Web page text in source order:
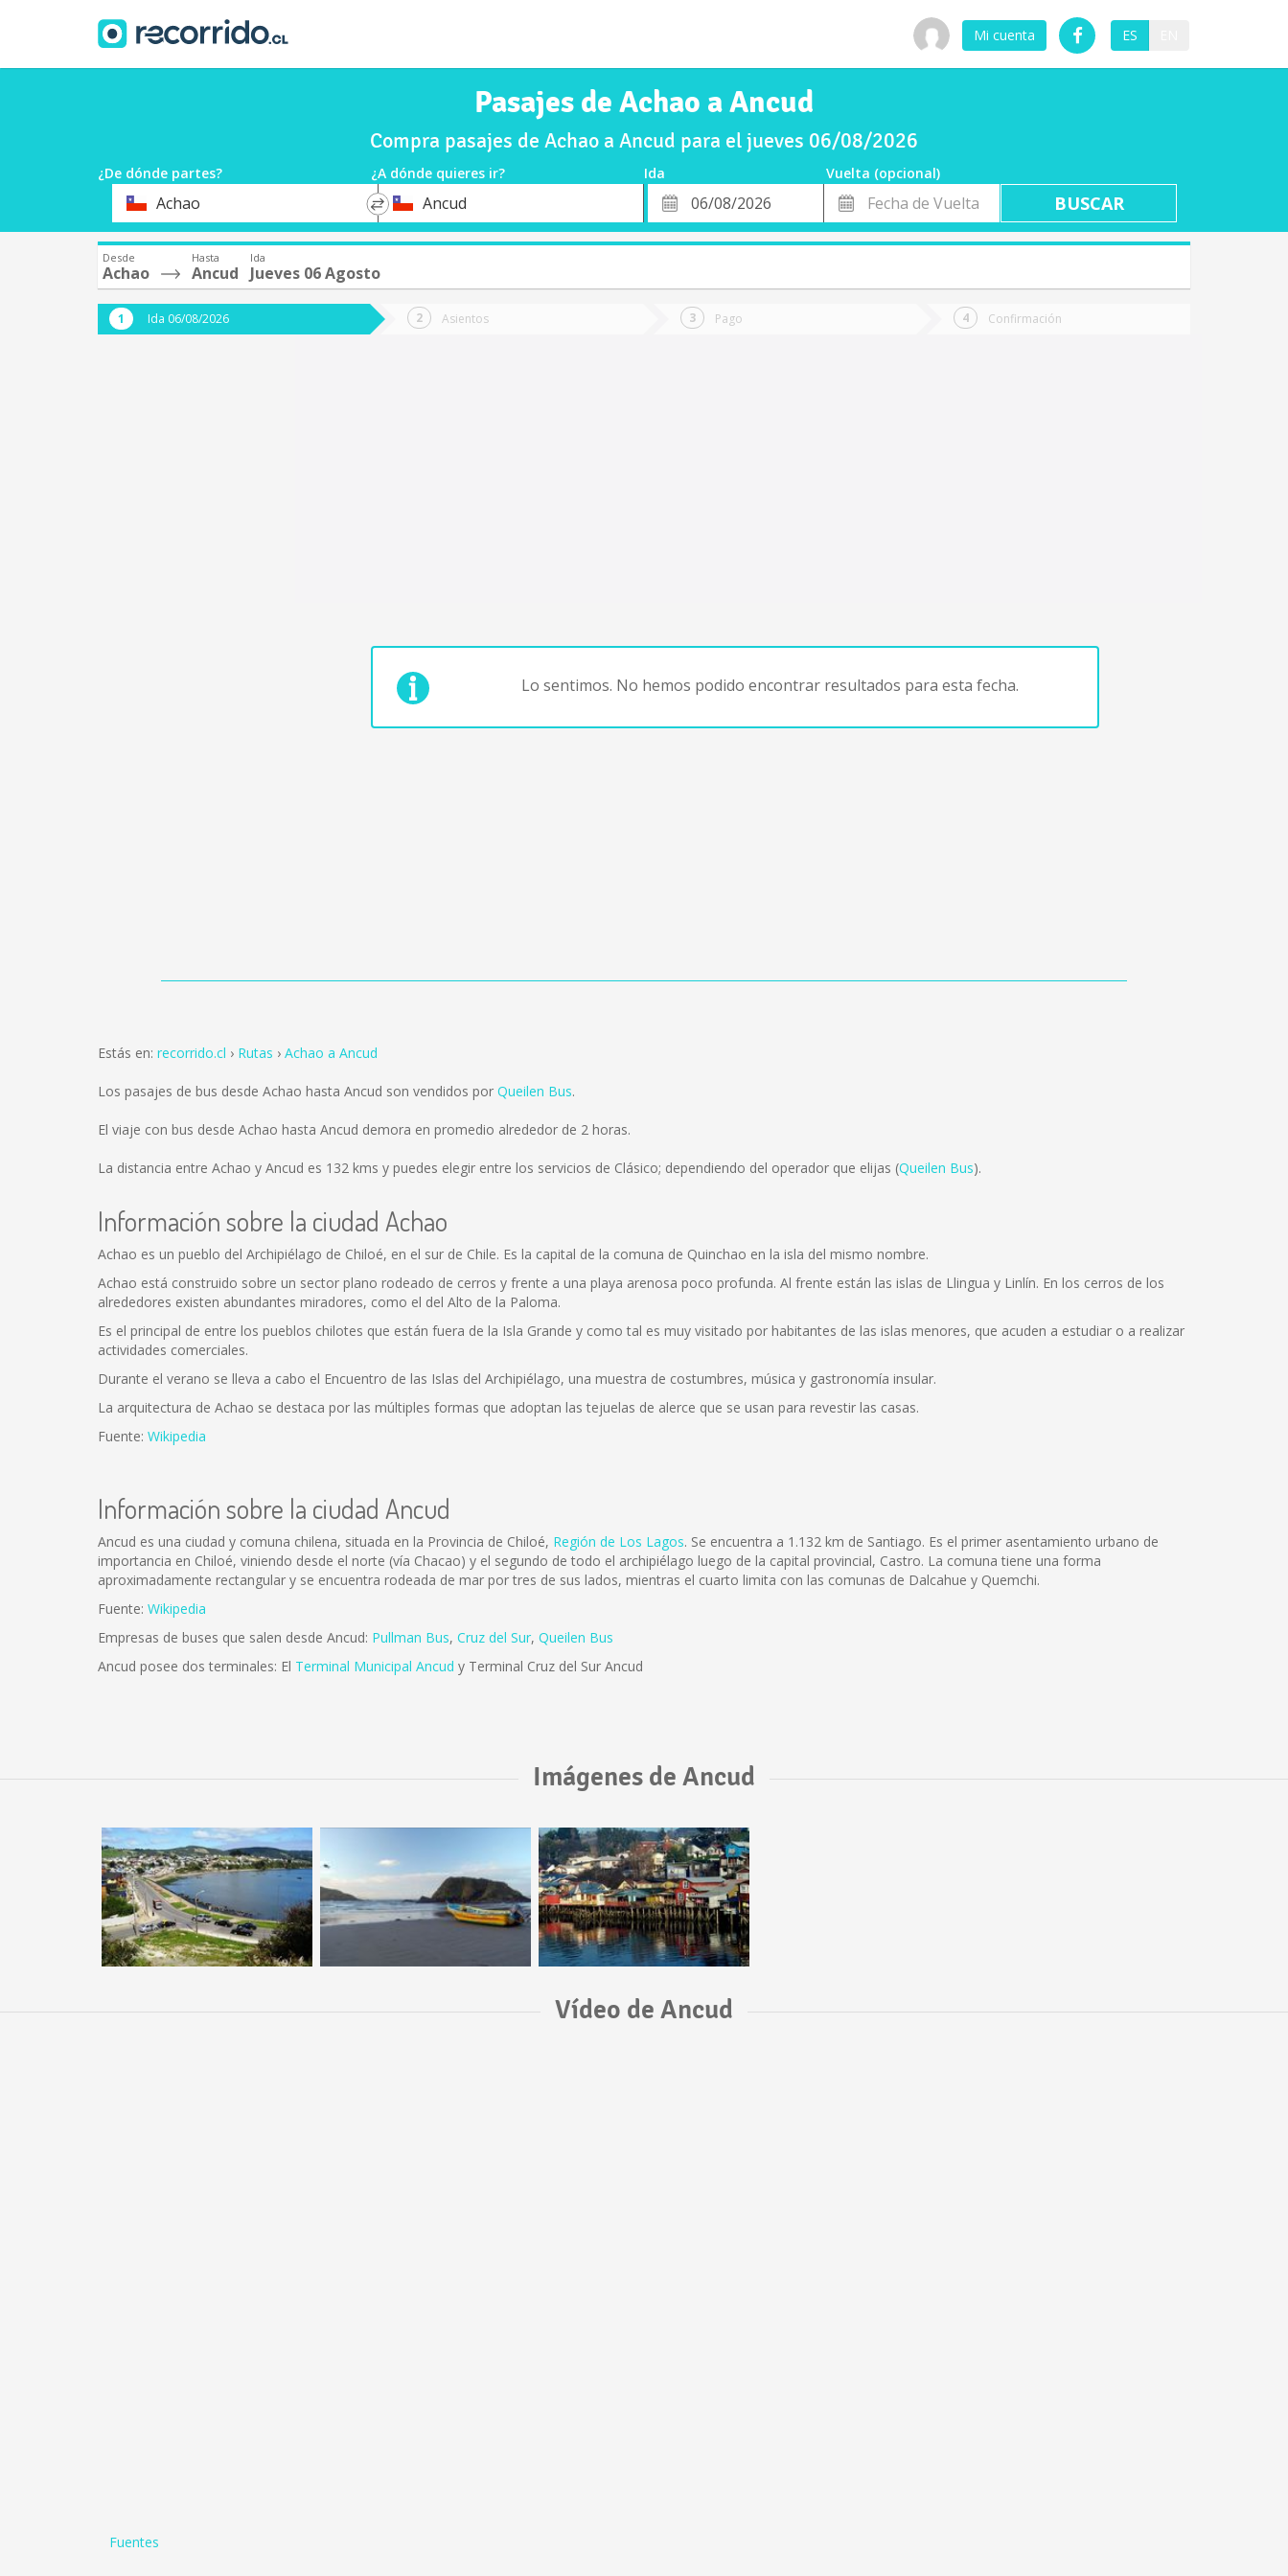
Mi cuenta ES
Pasajes de Achao a Ancud
Compra pasajes de Achao a Ancud para el jueves 06/08/2026
¿De dónde partes? ¿A dónde quieres ir? Ida
Vuelta (opcional)
OrigenAchao
*
DestinoAncud
Fecha
de
Fecha
de
Vuelta
Desde
Achao
Hasta
Ancud
Ida
Jueves 06 Agosto
Ida 06/08/2026 Asientos Pago Confirmación
Lo sentimos. No hemos podido encontrar resultados para esta fecha.
Estás en: recorrido.cl Rutas Achao a Ancud
Los pasajes de bus desde Achao hasta Ancud son vendidos por Queilen Bus.
El viaje con bus desde Achao hasta Ancud demora en promedio alrededor de 2 horas.
La distancia entre Achao y Ancud es 132 kms y puedes elegir entre los servicios de Clásico; dependiendo del operador que elijas (Queilen Bus).
Información sobre la ciudad Achao
Achao es un pueblo del Archipiélago de Chiloé, en el sur de Chile. Es la capital de la comuna de Quinchao en la isla del mismo nombre.
Achao está construido sobre un sector plano rodeado de cerros y frente a una playa arenosa poco profunda. Al frente están las islas de Llingua y Linlín. En los cerros de los
alrededores existen abundantes miradores, como el del Alto de la Paloma.
Es el principal de entre los pueblos chilotes que están fuera de la Isla Grande y como tal es muy visitado por habitantes de las islas menores, que acuden a estudiar o a realizar
actividades comerciales.
Durante el verano se lleva a cabo el Encuentro de las Islas del Archipiélago, una muestra de costumbres, música y gastronomía insular.
La arquitectura de Achao se destaca por las múltiples formas que adoptan las tejuelas de alerce que se usan para revestir las casas.
Fuente: Wikipedia
Información sobre la ciudad Ancud
Ancud es una ciudad y comuna chilena, situada en la Provincia de Chiloé, Región de Los Lagos. Se encuentra a 1.132 km de Santiago. Es el primer asentamiento urbano de
importancia en Chiloé, viniendo desde el norte (vía Chacao) y el segundo de todo el archipiélago luego de la capital provincial, Castro. La comuna tiene una forma
aproximadamente rectangular y se encuentra rodeada de mar por tres de sus lados, mientras el cuarto limita con las comunas de Dalcahue y Quemchi.
Fuente: Wikipedia
Empresas de buses que salen desde Ancud: Pullman Bus, Cruz del Sur, Queilen Bus
Ancud posee dos terminales: El Terminal Municipal Ancud y Terminal Cruz del Sur Ancud
Imágenes de Ancud
Vídeo de Ancud
Fuentes